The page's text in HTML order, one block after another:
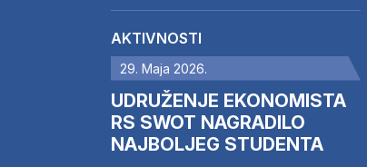
AKTIVNOSTI
29. Maja 2026.
UDRUŽENJE EKONOMISTA
RS SWOT NAGRADILO
NAJBOLJEG STUDENTA